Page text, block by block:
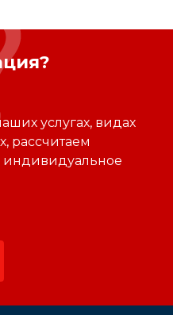
услугах, видах
рассчитаем
индивидуальное